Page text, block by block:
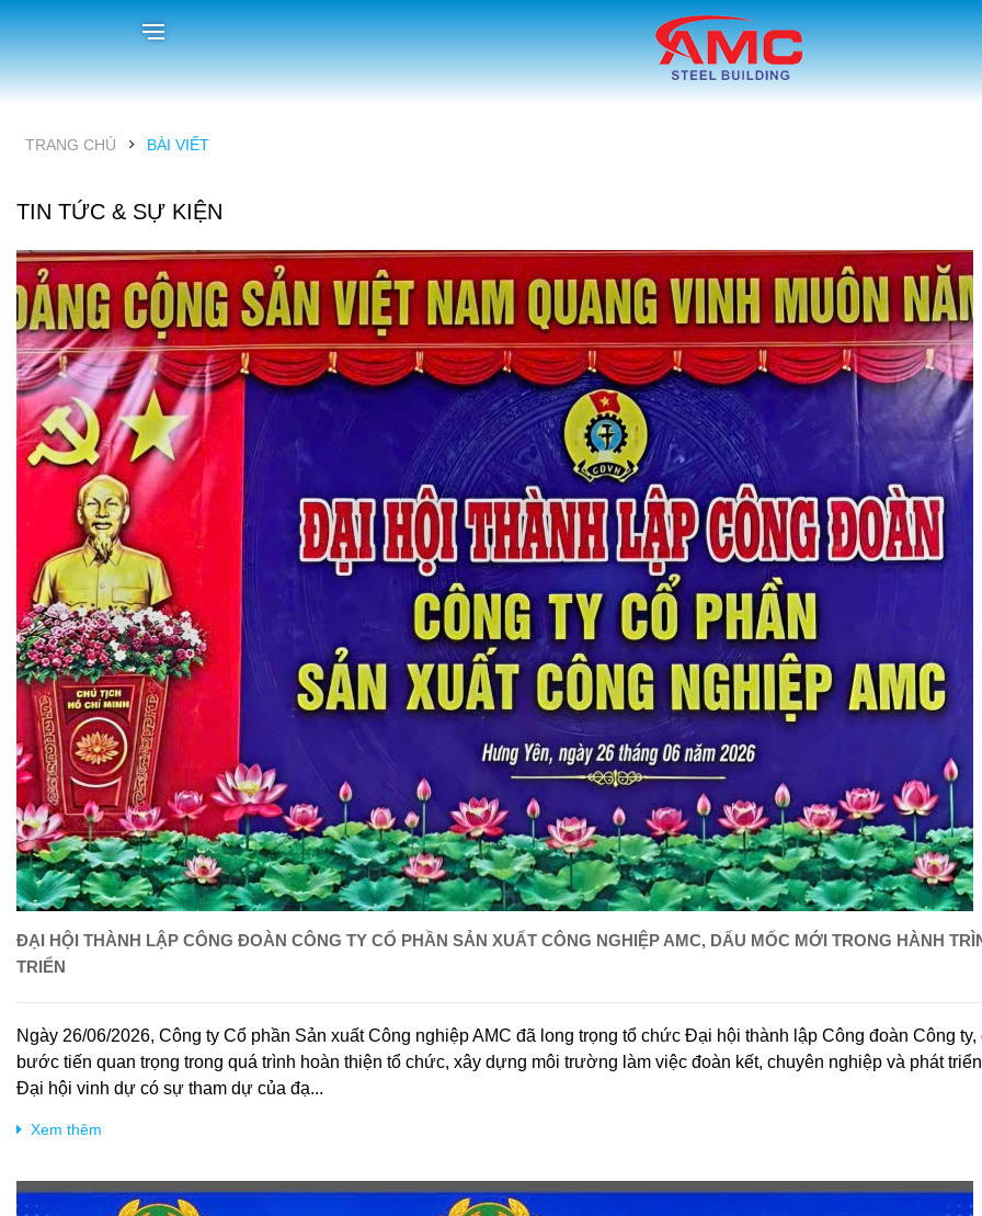
TRANG CHỦ BÀI VIẾT
TIN TỨC & SỰ KIỆN
ĐẠI HỘI THÀNH LẬP CÔNG ĐOÀN CÔNG TY CỔ PHẦN SẢN XUẤT CÔNG NGHIỆP AMC, DẤU MỐC MỚI TRONG HÀNH
TRIỂN
Ngày 26/06/2026, Công ty Cổ phần Sản xuất Công nghiệp AMC đã long trọng tổ chức Đại hội thành lập Công đoàn Công ty,
bước tiến quan trọng trong quá trình hoàn thiện tổ chức, xây dựng môi trường làm việc đoàn kết, chuyên nghiệp và phát
Đại hội vinh dự có sự tham dự của đạ...
Xem thêm
AMC STEEL
BUILDING TUYỂN
DỤNG THÁNG 6 !
AMC TỔ CHỨC
CHUYẾN THAM
QUAN, NGHỈ
DƯỠNG TẠI HẢI T..
BỘ CÔNG THƯƠNG
ĐIỀU TRA THÉP
TRUNG QUỐC BÁN
PHÁ GI..
CHƯƠNG TRÌNH
TUYÊN TRUYỀN AN
TOÀN GIAO THÔNG
CHO N..
DỰ BÁO TĂNG
TRƯỞNG NGÀNH
THÉP ĐẠT 12%
TRONG NĂM NA..